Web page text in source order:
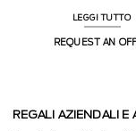
LEGGI TUTTO
REQUEST AN
REGALI AZIENDALI E